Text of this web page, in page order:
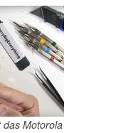
Motorola